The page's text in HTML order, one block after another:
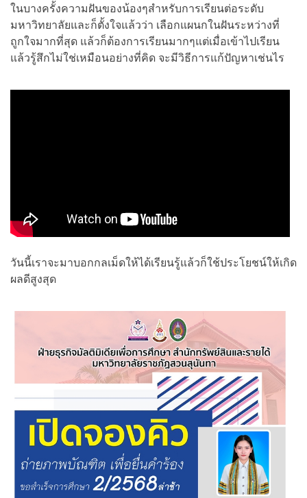
ในบางครั้งความฝันของน้องๆสำหรับการเรียนต่อระดับ
มหาวิทยาลัยและก็ตั้งใจแล้วว่า เลือกแผนกในฝันระหว่างที่
ถูกใจมากที่สุด แล้วก็ต้องการเรียนมากๆแต่เมื่อเข้าไปเรียน
แล้วรู้สึกไม่ใช่เหมือนอย่างที่คิด จะมีวิธีการแก้ปัญหาเช่นไร
วันนี้เราจะมาบอกกลเม็ดให้ได้เรียนรู้แล้วก็ใช้ประโยชน์ให้เกิด
ผลดีสูงสุด